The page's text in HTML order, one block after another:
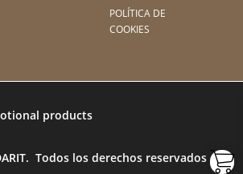
POLÍTICA DE
COOKIES
products
Todos los derechos reservados